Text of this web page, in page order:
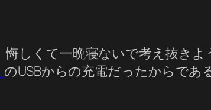
しくて一晩寝ないで考え抜きよ
のUSBからの充電だったからである